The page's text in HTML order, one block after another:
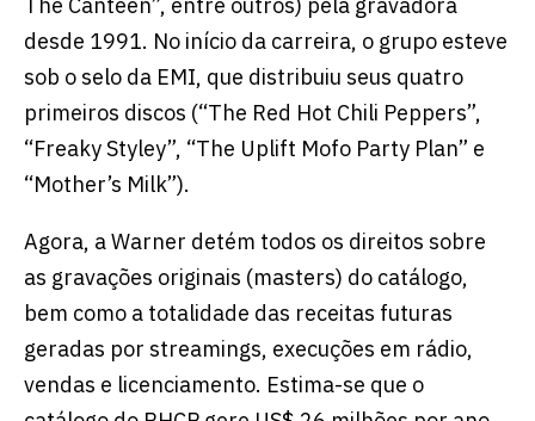
desde 1991. No início da carreira, o grupo esteve
sob o selo da EMI, que distribuiu seus quatro
primeiros discos (“The Red Hot Chili Peppers”,
“Freaky Styley”, “The Uplift Mofo Party Plan” e
“Mother’s Milk”).
Agora, a Warner detém todos os direitos sobre
as gravações originais (masters) do catálogo,
bem como a totalidade das receitas futuras
geradas por streamings, execuções em rádio,
vendas e licenciamento. Estima-se que o